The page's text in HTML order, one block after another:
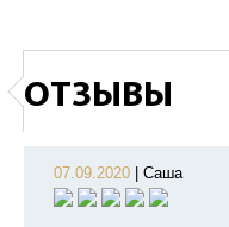
ОТЗЫВЫ
07.09.2020 Саша